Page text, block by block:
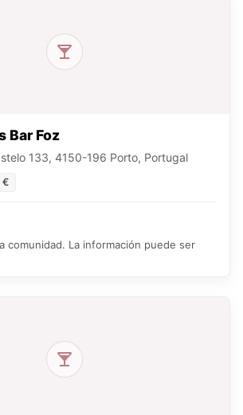
Bar Foz
133, 4150-196 Porto, Portugal
€
comunidad. La información puede ser